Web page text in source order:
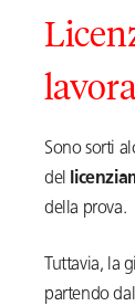
Sono sorti
del
della prova.
Tuttavia, la
partendo